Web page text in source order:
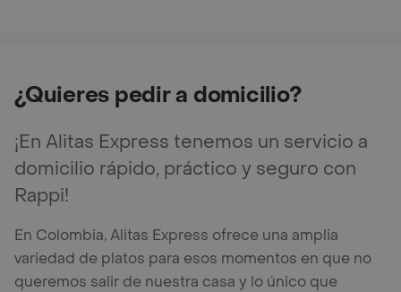
¿Quieres pedir a domicilio?
¡En Alitas Express tenemos un servicio a
domicilio rápido, práctico y seguro con
Rappi!
En Colombia, Alitas Express ofrece una amplia
variedad de platos para esos momentos en que no
queremos salir de nuestra casa y lo único que